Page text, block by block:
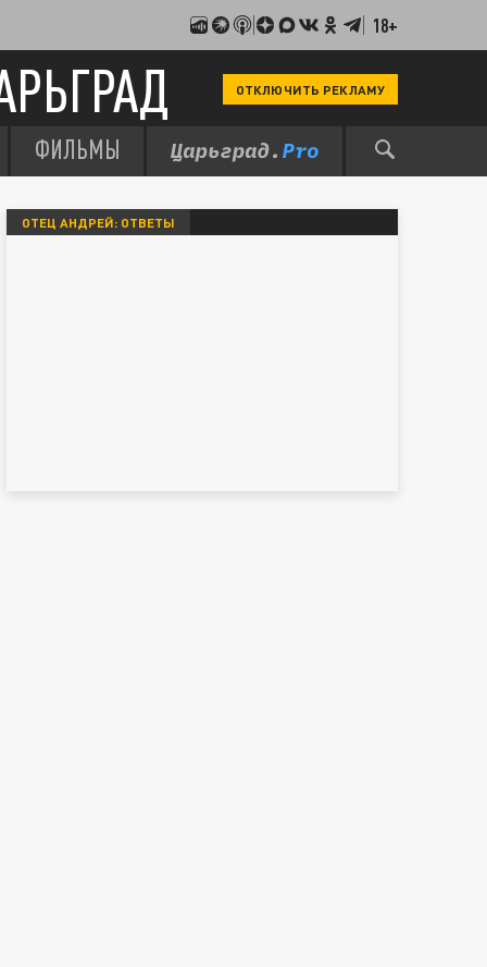
18+
ОТКЛЮЧИТЬ РЕКЛАМУ
ФИЛЬМЫ
ОТЕЦ АНДРЕЙ: ОТВЕТЫ